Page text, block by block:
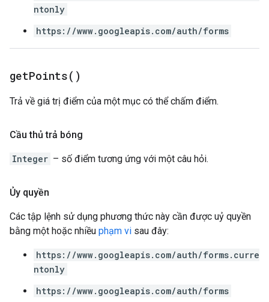
ntonly
https://www.googleapis.com/auth/forms
getPoints( )
Trả về giá trị điểm của một mục có thể chấm điểm.
Cầu thủ trả bóng
Integer – số điểm tương ứng với một câu hỏi.
Ủy quyền
Các tập lệnh sử dụng phương thức này cần được uỷ quyền
bằng một hoặc nhiều phạm vi sau đây:
https://www.googleapis.com/auth/forms.curre
ntonly
https://www.googleapis.com/auth/forms